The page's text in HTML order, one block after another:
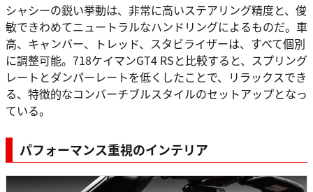
シャシーの鋭い挙動は、非常に高いステアリング精度と、俊
敏できわめてニュートラルなハンドリングによるものだ。車
高、キャンバー、トレッド、スタビライザーは、すべて個別
に調整可能。718ケイマンGT4 RSと比較すると、スプリング
レートとダンパーレートを低くしたことで、リラックスでき
る、特徴的なコンバーチブルスタイルのセットアップとなっ
ている。
パフォーマンス重視のインテリア